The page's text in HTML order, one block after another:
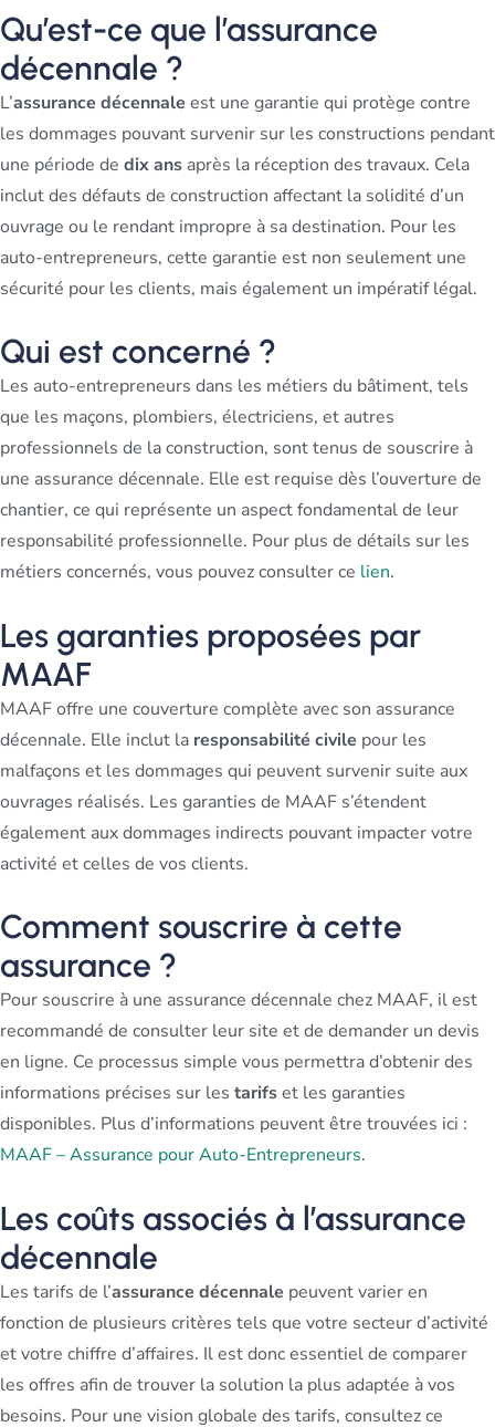
Qu’est-ce que l’assurance
décennale ?
L’assurance décennale est une garantie qui protège contre
les dommages pouvant survenir sur les constructions pendant
une période de dix ans après la réception des travaux. Cela
inclut des défauts de construction affectant la solidité d’un
ouvrage ou le rendant impropre à sa destination. Pour les
auto-entrepreneurs, cette garantie est non seulement une
sécurité pour les clients, mais également un impératif légal.
Qui est concerné ?
Les auto-entrepreneurs dans les métiers du bâtiment, tels
que les maçons, plombiers, électriciens, et autres
professionnels de la construction, sont tenus de souscrire à
une assurance décennale. Elle est requise dès l’ouverture de
chantier, ce qui représente un aspect fondamental de leur
responsabilité professionnelle. Pour plus de détails sur les
métiers concernés, vous pouvez consulter ce lien.
Les garanties proposées par
MAAF
MAAF offre une couverture complète avec son assurance
décennale. Elle inclut la responsabilité civile pour les
malfaçons et les dommages qui peuvent survenir suite aux
ouvrages réalisés. Les garanties de MAAF s’étendent
également aux dommages indirects pouvant impacter votre
activité et celles de vos clients.
Comment souscrire à cette
assurance ?
Pour souscrire à une assurance décennale chez MAAF, il est
recommandé de consulter leur site et de demander un devis
en ligne. Ce processus simple vous permettra d’obtenir des
informations précises sur les tarifset les garanties
disponibles. Plus d’informations peuvent être trouvées ici :
MAAF – Assurance pour Auto-Entrepreneurs.
Les coûts associés à l’assurance
décennale
Les tarifs de l’assurance décennale peuvent varier en
fonction de plusieurs critères tels que votre secteur d’activité
et votre chiffre d’affaires. Il est donc essentiel de comparer
les offres afin de trouver la solution la plus adaptée à vos
besoins. Pour une vision globale des tarifs, consultez ce